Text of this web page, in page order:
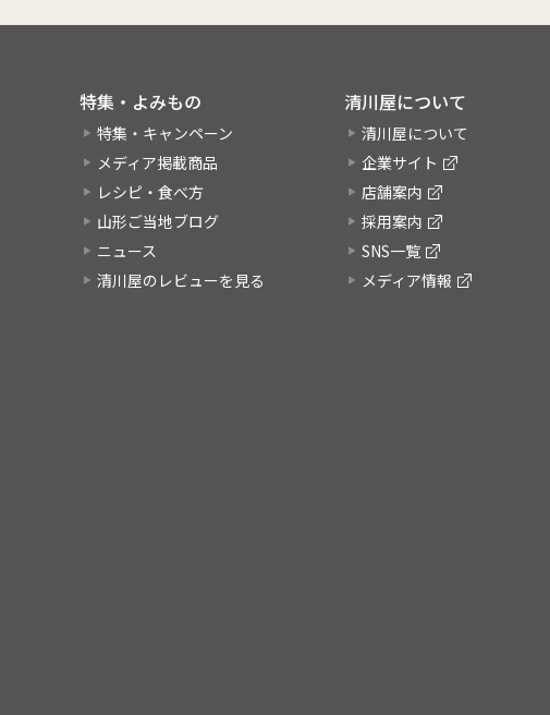
特集・よみもの
特集・キャンペーン
メディア掲載商品
レシピ・食べ方
山形ご当地ブログ
ニュース
清川屋のレビューを見る
清川屋について
清川屋について
企業サイト
店舗案内
採用案内
SNS一覧
メディア情報